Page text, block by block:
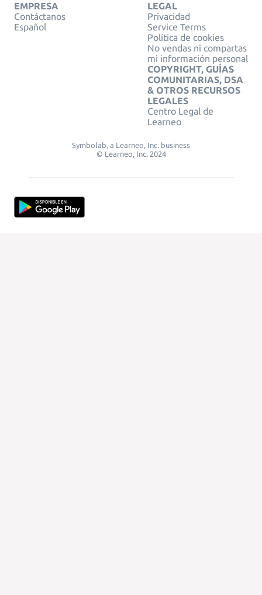
EMPRESA
Contáctanos
Español
LEGAL
Privacidad
Service Terms
Política de cookies
No vendas ni compartas
mi información personal
COPYRIGHT, GUÍAS
COMUNITARIAS, DSA
& OTROS RECURSOS
LEGALES
Centro Legal de
Learneo
Symbolab, a Learneo, Inc. business
© Learneo, Inc. 2024